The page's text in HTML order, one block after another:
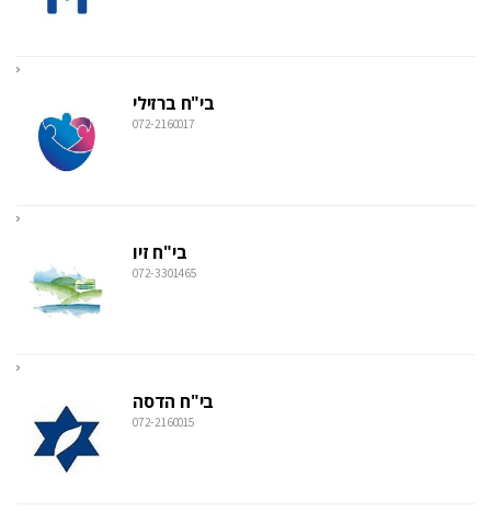
בי"ח ברזילי
072-2160017
בי"ח זיו
072-3301465
בי"ח הדסה
072-2160015